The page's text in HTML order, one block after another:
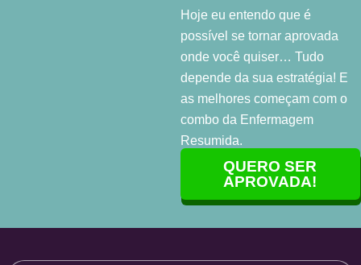
Hoje eu entendo que é
possível se tornar aprovada
onde você quiser… Tudo
depende da sua estratégia! E
as melhores começam com o
combo da Enfermagem
Resumida.
QUERO SER
APROVADA!